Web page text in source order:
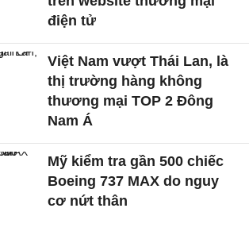
điện tử
Việt Nam vượt Thái Lan, là
thị trường hàng không
thương mại TOP 2 Đông
Nam Á
Mỹ kiểm tra gần 500 chiếc
Boeing 737 MAX do nguy
cơ nứt thân